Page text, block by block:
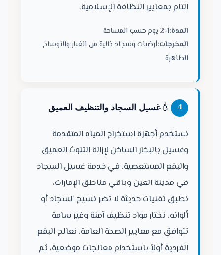
التام بمعايير النظافة الإسلامية.
المدة:1-2 يوم حسب المساحة
المخرجات:أرضيات وسجاد خالية من الغبار والأوساخ
الظاهرة
4
💧غسيل السجاد والتنظيف العميق
نستخدم أجهزة استخراج المياه المتقدمة
وغسيل بالبخار الساخن لإزالة التلوث العميق
والبقع المستعصية. في خدمة غسيل السجاد
في مدينة العين وباقي مناطق الإمارات،
نطبق تقنيات حديثة لا تضر نسيج السجاد أو
ألوانه. نختار مواد تنظيف آمنة وغير سامة
تتوافق مع معايير الصحة العامة. نعالج البقع
الفردية أولاً باستخدام معالجات موضعية، ثم